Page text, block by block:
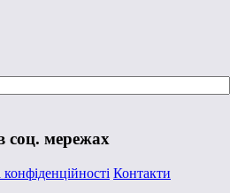
соц. мережах
Контакти